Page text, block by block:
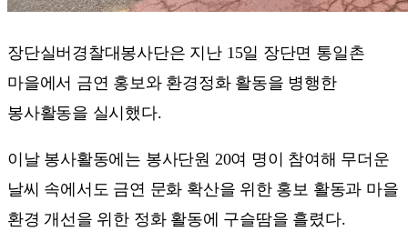
장단실버경찰대봉사단은 지난 15일 장단면 통일촌
마을에서 금연 홍보와 환경정화 활동을 병행한
봉사활동을 실시했다.
이날 봉사활동에는 봉사단원 20여 명이 참여해 무더운
날씨 속에서도 금연 문화 확산을 위한 홍보 활동과 마을
환경 개선을 위한 정화 활동에 구슬땀을 흘렸다.